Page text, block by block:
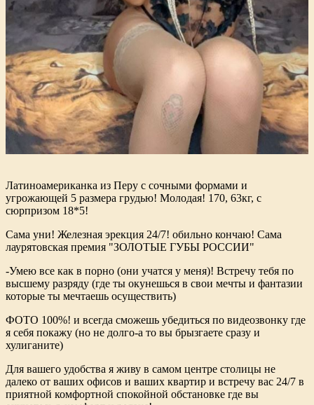
Латиноамериканка из Перу с сочными формами и
угрожающей 5 размера грудью! Молодая! 170, 63кг, с
сюрпризом 18*5!
Сама уни! Железная эрекция 24/7! обильно кончаю! Сама
лаурятовская премия "ЗОЛОТЫЕ ГУБЫ РОССИИ"
-Умею все как в порно (они учатся у меня)! Встречу тебя по
высшему разряду (где ты окунешься в свои мечты и фантазии
которые ты мечтаешь осуществить)
ФОТО 100%! и всегда сможешь убедиться по видеозвонку где
я себя покажу (но не долго-а то вы брызгаете сразу и
хулиганите)
Для вашего удобства я живу в самом центре столицы не
далеко от ваших офисов и ваших квартир и встречу вас 24/7 в
приятной комфортной спокойной обстановке где вы